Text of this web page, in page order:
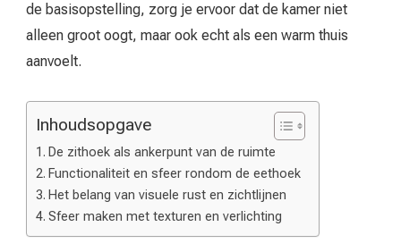
de basisopstelling, zorg je ervoor dat de kamer niet
alleen groot oogt, maar ook echt als een warm thuis
aanvoelt.
Inhoudsopgave
De zithoek als ankerpunt van de ruimte
Functionaliteit en sfeer rondom de eethoek
Het belang van visuele rust en zichtlijnen
Sfeer maken met texturen en verlichting